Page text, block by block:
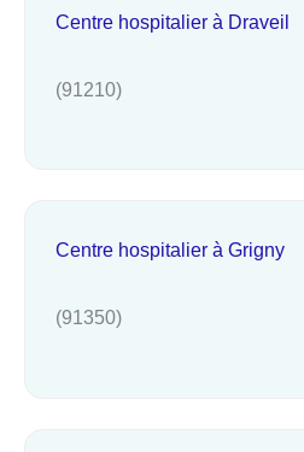
Centre hospitalier à Draveil
(91210)
Centre hospitalier à Grigny
(91350)